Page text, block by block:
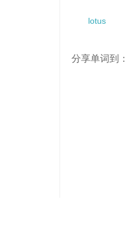
lotus
分享单词到：